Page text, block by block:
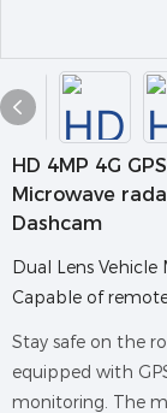
HD 4MP 4G
Microwave
Dashcam
Dual Lens
Capable of
Stay safe on the
equipped with
monitoring. The